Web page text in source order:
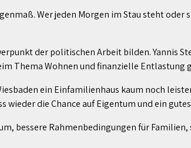
Wer jeden Morgen im Stau steht
der politischen Arbeit bilden. Yannis
Thema Wohnen und finanzielle Entlastung
ein Einfamilienhaus kaum noch
die Chance auf Eigentum und ein
bessere Rahmenbedingungen für